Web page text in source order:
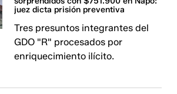
juez dicta prisión preventiva
Tres presuntos integrantes del
GDO "R" procesados por
enriquecimiento ilícito.